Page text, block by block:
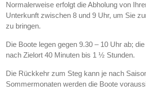
Normalerweise erfolgt die Abholung von
Unterkunft zwischen 8 und 9 Uhr, um Sie
zu bringen.
Die Boote legen gegen 9.30 – 10 Uhr ab;
nach Zielort 40 Minuten bis 1 ½ Stunden.
Die Rückkehr zum Steg kann je nach
Sommermonaten werden die Boote